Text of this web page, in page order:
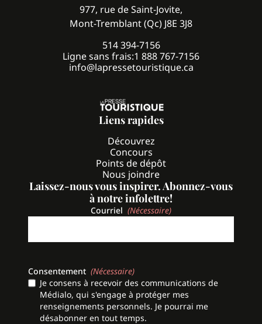
977, rue de Saint-Jovite,
Mont-Tremblant (Qc) J8E 3J8
514 394-7156
Ligne sans frais:1 888 767-7156
info@lapressetouristique.ca
Liens rapides
Découvrez
Concours
Points de dépôt
Nous joindre
Laissez-nous vous inspirer. Abonnez-vous
à notre infolettre!
Courriel (Nécessaire)
Consentement (Nécessaire)
Je consens à recevoir des communications de
Médialo, qui s'engage à protéger mes
renseignements personnels. Je pourrai me
désabonner en tout temps.